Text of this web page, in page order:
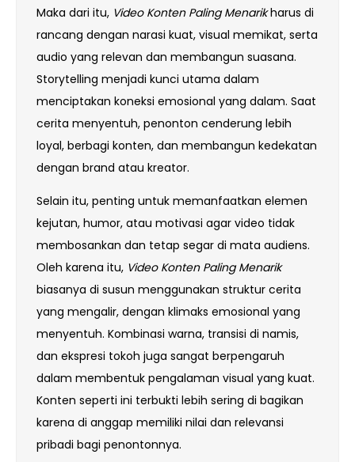
Maka dari itu, Video Konten Paling Menarikharus di
rancang dengan narasi kuat, visual memikat, serta
audio yang relevan dan membangun suasana.
Storytelling menjadi kunci utama dalam
menciptakan koneksi emosional yang dalam. Saat
cerita menyentuh, penonton cenderung lebih
loyal, berbagi konten, dan membangun kedekatan
dengan brand atau kreator.
Selain itu, penting untuk memanfaatkan elemen
kejutan, humor, atau motivasi agar video tidak
membosankan dan tetap segar di mata audiens.
Oleh karena itu, Video Konten Paling Menarik
biasanya di susun menggunakan struktur cerita
yang mengalir, dengan klimaks emosional yang
menyentuh. Kombinasi warna, transisi di namis,
dan ekspresi tokoh juga sangat berpengaruh
dalam membentuk pengalaman visual yang kuat.
Konten seperti ini terbukti lebih sering di bagikan
karena di anggap memiliki nilai dan relevansi
pribadi bagi penontonnya.